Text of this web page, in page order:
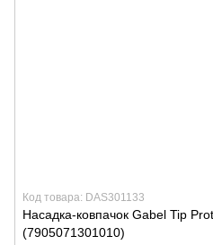
Код товара: DAS301133
Насадка-ковпачок Gabel Tip
(7905071301010)